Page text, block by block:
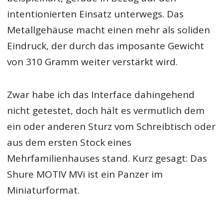
intentionierten Einsatz unterwegs. Das
Metallgehäuse macht einen mehr als soliden
Eindruck, der durch das imposante Gewicht
von 310 Gramm weiter verstärkt wird.
Zwar habe ich das Interface dahingehend
nicht getestet, doch hält es vermutlich dem
ein oder anderen Sturz vom Schreibtisch oder
aus dem ersten Stock eines
Mehrfamilienhauses stand. Kurz gesagt: Das
Shure MOTIV MVi ist ein Panzer im
Miniaturformat.